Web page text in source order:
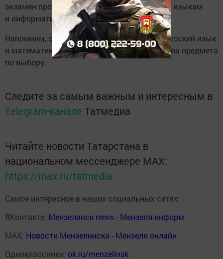
экзамен пройдёт 6 июня — по иностранным языкам
и информатике.
Напомним, обязательных предметов два: русский язык
и математика. Плюс к ним нужно сдавать два предмета
по выбору.
Следите за самым важным и интересным в
Telegram-канале Татмедиа
Читайте новости Татарстана в
национальном мессенджере MАХ:
https://max.ru/tatmedia
Самое интересное в наших социальных сетях:
ВКонтакте: Мензелинск news - Мензеля-информ
MAX: Новости Мензелинска - Мензеля онлайн
Одноклассники: ok.ru/menzelinsk